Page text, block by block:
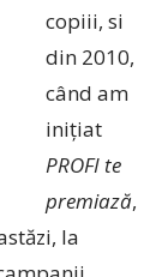
copiii, si
din 2010,
când am
inițiat
PROFI te
premiază,
la